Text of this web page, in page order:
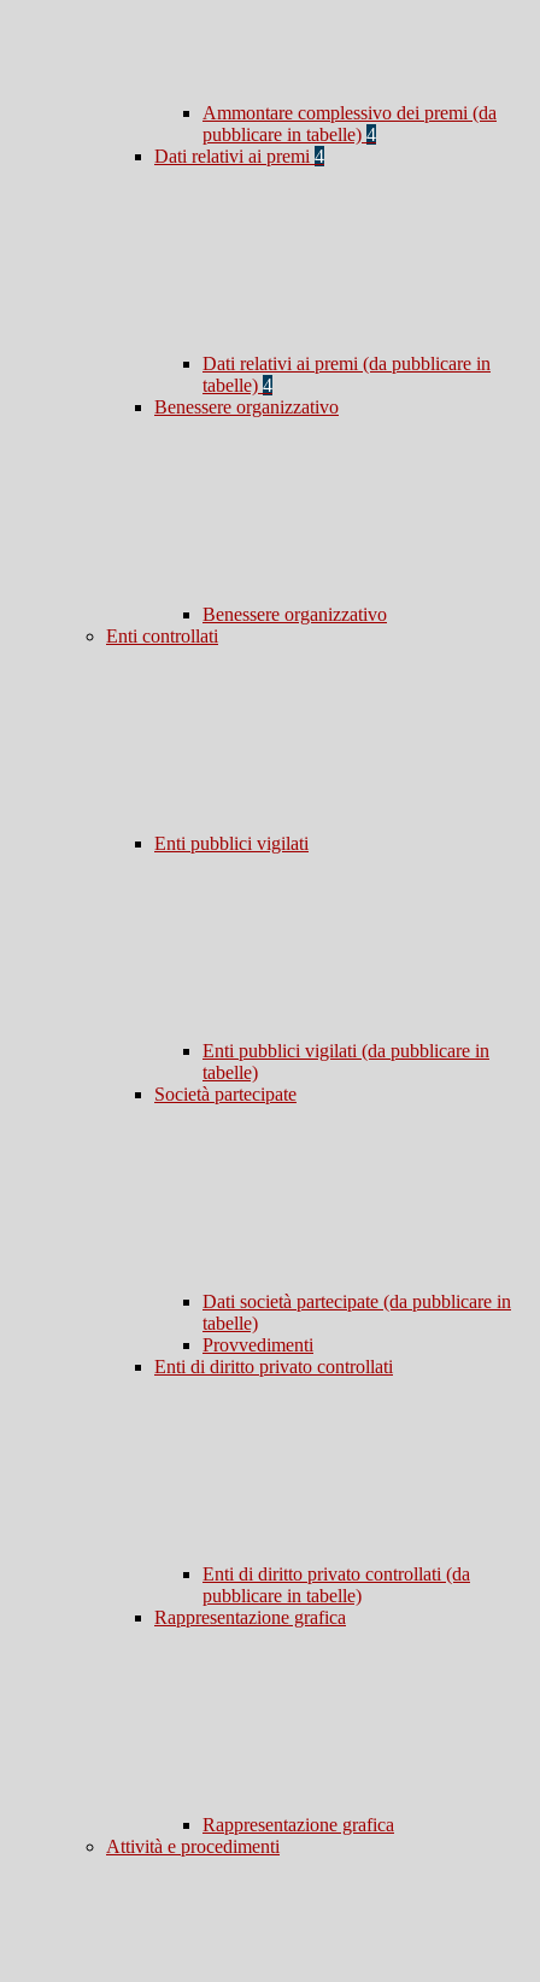
Ammontare complessivo dei premi (da
pubblicare in tabelle) 4
Dati relativi ai premi 4
Dati relativi ai premi (da pubblicare in
tabelle) 4
Benessere organizzativo
Benessere organizzativo
Enti controllati
Enti pubblici vigilati
Enti pubblici vigilati (da pubblicare in
tabelle)
Società partecipate
Dati società partecipate (da pubblicare in
tabelle)
Provvedimenti
Enti di diritto privato controllati
Enti di diritto privato controllati (da
pubblicare in tabelle)
Rappresentazione grafica
Rappresentazione grafica
Attività e procedimenti